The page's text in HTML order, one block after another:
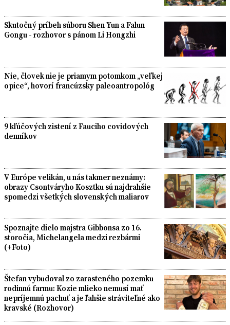
Skutočný príbeh súboru Shen Yun a Falun
Gongu - rozhovor s pánom Li Hongzhi
Nie, človek nie je priamym potomkom „veľkej
opice“, hovorí francúzsky paleoantropológ
9 kľúčových zistení z Fauciho covidových
denníkov
V Európe velikán, u nás takmer neznámy:
obrazy Csontváryho Kosztku sú najdrahšie
spomedzi všetkých slovenských maliarov
Spoznajte dielo majstra Gibbonsa zo 16.
storočia, Michelangela medzi rezbármi
(+Foto)
Štefan vybudoval zo zarasteného pozemku
rodinnú farmu: Kozie mlieko nemusí mať
nepríjemnú pachuť a je ľahšie stráviteľné ako
kravské (Rozhovor)